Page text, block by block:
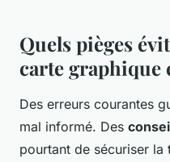
Quels pièges
carte graphique
Des erreurs courantes
mal informé. Des
pourtant de sécuriser